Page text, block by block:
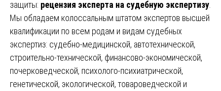
защиты: рецензия эксперта на судебную экспертизу
Мы обладаем колоссальным штатом экспертов высшей
квалификации по всем родам и видам судебных
экспертиз: судебно-медицинской, автотехнической,
строительно-технической, финансово-экономической,
почерковедческой, психолого-психиатрической,
генетической, экологической, товароведческой и